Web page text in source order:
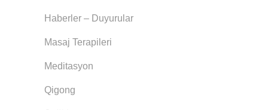
Haberler – Duyurular
Masaj Terapileri
Meditasyon
Qigong